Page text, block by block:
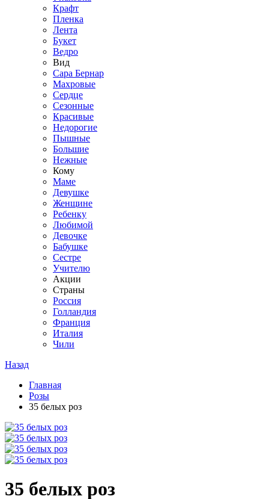
Крафт
Пленка
Лента
Букет
Ведро
Вид
Сара Бернар
Махровые
Сердце
Сезонные
Красивые
Недорогие
Пышные
Большие
Нежные
Кому
Маме
Девушке
Женщине
Ребенку
Любимой
Девочке
Бабушке
Сестре
Учителю
Акции
Страны
Россия
Голландия
Франция
Италия
Чили
Назад
Главная
Розы
35 белых роз
35 белых роз